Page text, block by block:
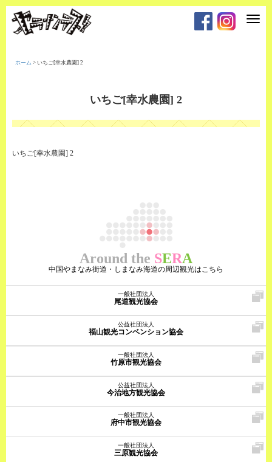
T
t
i
ホーム > いちご[幸水農園] 2
いちご[幸水農園] 2
いちご[幸水農園] 2
Around the SERA
中国やまなみ街道・しまなみ海道の周辺観光はこちら
一般社団法人
尾道観光協会
公益社団法人
福山観光コンベンション協会
一般社団法人
竹原市観光協会
公益社団法人
今治地方観光協会
一般社団法人
府中市観光協会
一般社団法人
三原観光協会